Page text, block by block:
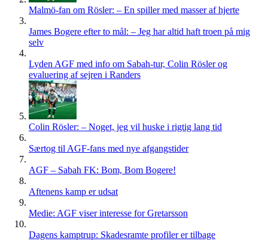
Malmö-fan om Rösler: – En spiller med masser af hjerte
James Bogere efter to mål: – Jeg har altid haft troen på mig
selv
Lyden AGF med info om Sabah-tur, Colin Rösler og
evaluering af sejren i Randers
Colin Rösler: – Noget, jeg vil huske i rigtig lang tid
Særtog til AGF-fans med nye afgangstider
AGF – Sabah FK: Bom, Bom Bogere!
Aftenens kamp er udsat
Medie: AGF viser interesse for Gretarsson
Dagens kamptrup: Skadesramte profiler er tilbage